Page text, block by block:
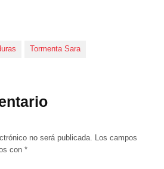
Tormenta Sara
no será publicada. Los campos
con*